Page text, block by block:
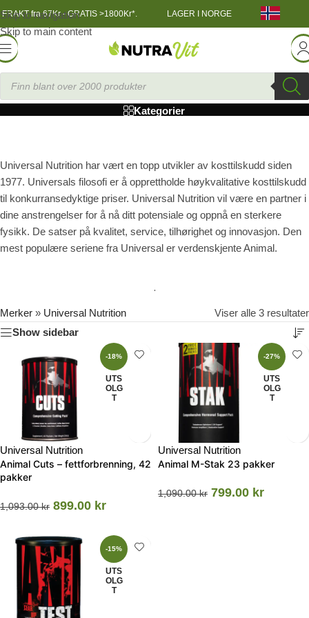
Skip to navigation
Skip to main content
FRAKT fra 67Kr - GRATIS >1800Kr*. LAGER I NORGE
Universal Nutrition
Kategorier
Universal Nutrition har vært en topp utvikler av kosttilskudd siden
1977. Universals filosofi er å opprettholde høykvalitative kosttilskudd
til konkurransedyktige priser. Universal Nutrition vil være en partner i
dine anstrengelser for å nå ditt potensiale og oppnå en sterkere
fysikk. De satser på kvalitet, service, tilhørighet og innovasjon. Den
mest populære seriene fra Universal er verdenskjente Animal.
Merker » Universal Nutrition
Viser alle 3 resultater
Show sidebar
-18%
UTS
OLG
T
Universal Nutrition
Animal Cuts – fettforbrenning, 42
pakker
1,093.00kr 899.00 kr
-27%
UTS
OLG
T
Universal Nutrition
Animal M-Stak 23 pakker
1,090.00kr 799.00 kr
-15%
UTS
OLG
T